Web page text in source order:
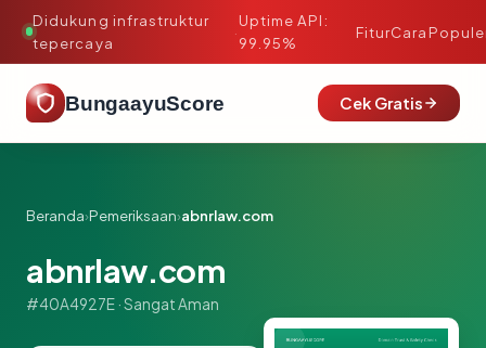
Didukung infrastruktur
tepercaya
·
Uptime API:
99.95%
FiturCara
BungaayuScore Cek Gratis
Beranda›Pemeriksaan›abnrlaw.com
abnrlaw.com
#40A4927E · Sangat Aman